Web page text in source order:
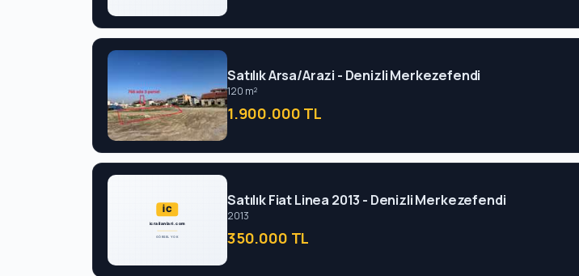
Satılık Arsa/Arazi - Denizli Merkezefendi
120 m²
1.900.000 TL
Satılık Fiat Linea 2013 - Denizli Merkezefendi
2013
350.000 TL